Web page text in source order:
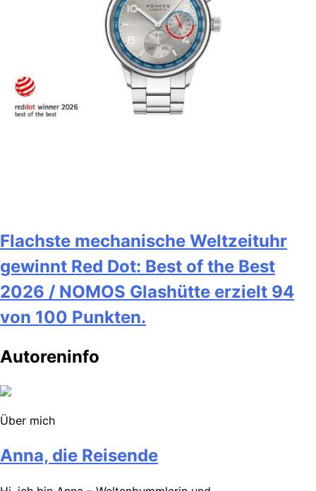
Flachste mechanische Weltzeituhr
gewinnt Red Dot: Best of the Best
2026 / NOMOS Glashütte erzielt 94
von 100 Punkten.
Autoreninfo
Über mich
Anna, die Reisende